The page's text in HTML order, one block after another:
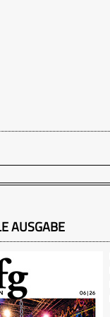
AUSGABE